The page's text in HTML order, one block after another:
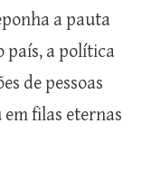
a pauta
país, a política
de pessoas
em filas eternas